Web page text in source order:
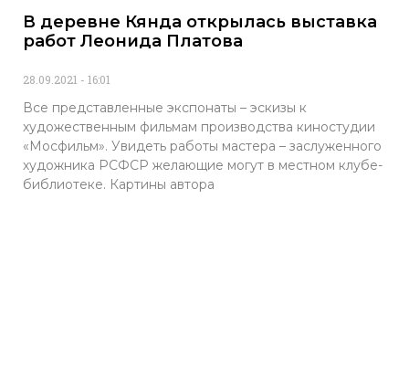
В деревне Кянда открылась выставка
работ Леонида Платова
28.09.2021 16:01
Все представленные экспонаты – эскизы к
художественным фильмам производства киностудии
«Мосфильм». Увидеть работы мастера – заслуженного
художника РСФСР желающие могут в местном клубе-
библиотеке. Картины автора